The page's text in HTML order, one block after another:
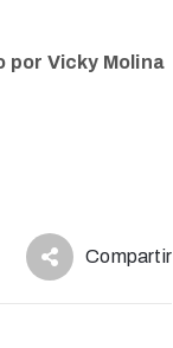
por Vicky Molina
Compartir